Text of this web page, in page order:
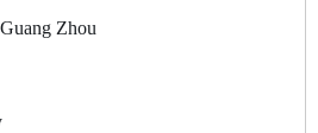
Zhou